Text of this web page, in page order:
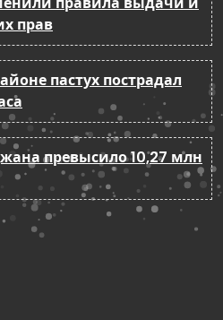
прав
пастух пострадал
превысило 10,27 млн